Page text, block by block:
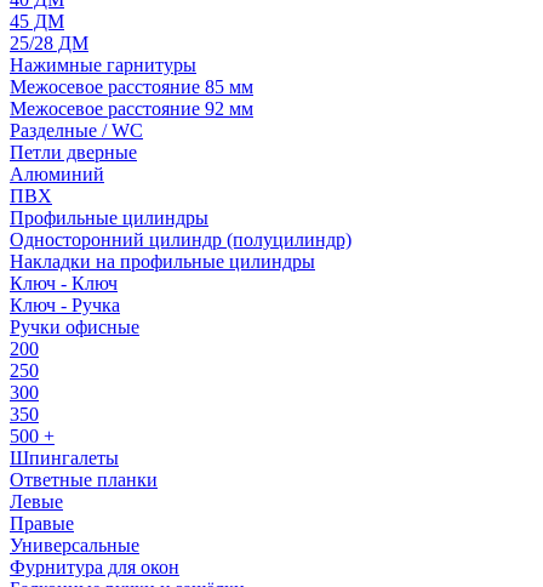
45 ДМ
25/28 ДМ
Нажимные гарнитуры
Межосевое расстояние 85 мм
Межосевое расстояние 92 мм
Разделные / WC
Петли дверные
Алюминий
ПВХ
Профильные цилиндры
Односторонний цилиндр (полуцилиндр)
Накладки на профильные цилиндры
Ключ - Ключ
Ключ - Ручка
Ручки офисные
200
250
300
350
500 +
Шпингалеты
Ответные планки
Левые
Правые
Универсальные
Фурнитура для окон